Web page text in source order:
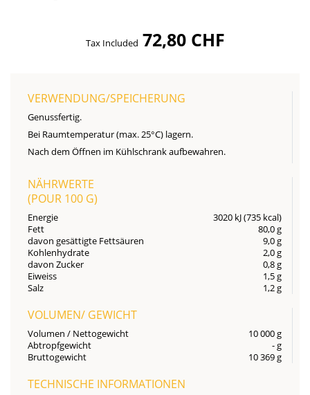
Tax Included 72,80 CHF
VERWENDUNG/SPEICHERUNG
Genussfertig.
Bei Raumtemperatur (max. 25°C) lagern.
Nach dem Öffnen im Kühlschrank aufbewahren.
NÄHRWERTE
(POUR 100 G)
Energie
3020 kJ (735 kcal)
Fett
80,0 g
davon gesättigte Fettsäuren
9,0 g
Kohlenhydrate
2,0 g
davon Zucker
0,8 g
Eiweiss
1,5 g
Salz
1,2 g
VOLUMEN/ GEWICHT
Volumen / Nettogewicht
10 000 g
Abtropfgewicht
- g
Bruttogewicht
10 369 g
TECHNISCHE INFORMATIONEN